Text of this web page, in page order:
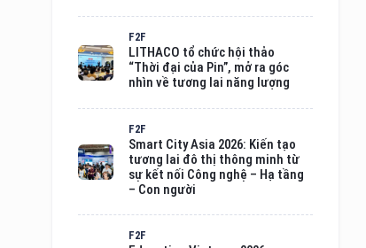
F2F
LITHACO tổ chức hội thảo
“Thời đại của Pin”, mở ra góc
nhìn về tương lai năng lượng
F2F
Smart City Asia 2026: Kiến tạo
tương lai đô thị thông minh từ
sự kết nối Công nghệ – Hạ tầng
– Con người
F2F